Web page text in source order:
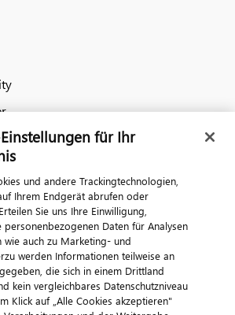
Sie uns
DatenschutzAGB Kontakt
für Ihr
und andere Trackingtechnologien,
Ihrem Endgerät abrufen oder
Sie uns Ihre Einwilligung,
Daten für Analysen
wie auch zu Marketing- und
werden Informationen teilweise an
die sich in einem Drittland
kein vergleichbares Datenschutzniveau
Klick auf „Alle Cookies akzeptieren"